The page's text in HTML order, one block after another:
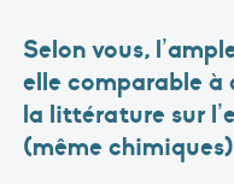
Selon vous,
elle comparable à
la littérature sur
(même